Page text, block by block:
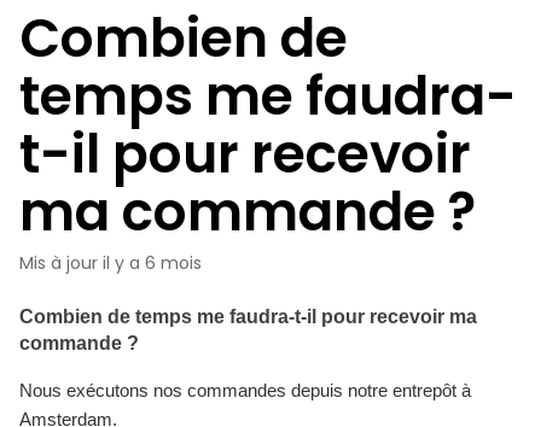
Combien de
temps me faudra-
t-il pour recevoir
ma commande ?
Mis à jour il y a 6 mois
Combien de temps me faudra-t-il pour recevoir ma
commande ?
Nous exécutons nos commandes depuis notre entrepôt à
Amsterdam.